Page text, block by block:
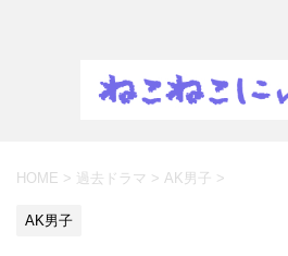
HOME > 過去ドラマ > AK男子 >
AK男子